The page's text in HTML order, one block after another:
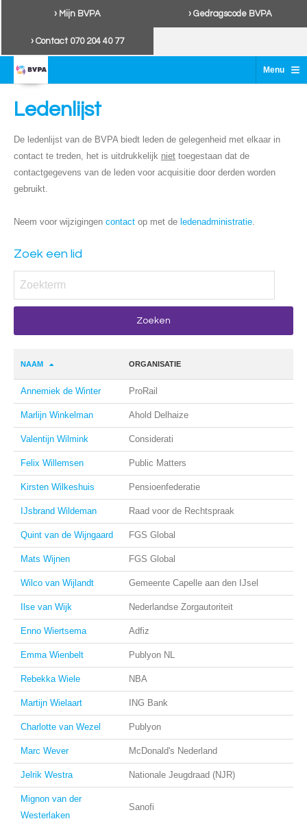
› Mijn BVPA › Gedragscode BVPA
› Contact 070 204 40 77
Menu ≡
Ledenlijst
De ledenlijst van de BVPA biedt leden de gelegenheid met elkaar in
contact te treden, het is uitdrukkelijk niet toegestaan dat de
contactgegevens van de leden voor acquisitie door derden worden
gebruikt.
Neem voor wijzigingen contact op met de ledenadministratie.
Zoek een lid
NAAM ORGANISATIE
Annemiek de Winter ProRail
Marlijn Winkelman Ahold Delhaize
Valentijn Wilmink Considerati
Felix Willemsen Public Matters
Kirsten Wilkeshuis Pensioenfederatie
IJsbrand Wildeman Raad voor de Rechtspraak
Quint van de Wijngaard FGS Global
Mats Wijnen FGS Global
Wilco van Wijlandt Gemeente Capelle aan den IJsel
Ilse van Wijk Nederlandse Zorgautoriteit
Enno Wiertsema Adfiz
Emma Wienbelt Publyon NL
Rebekka Wiele NBA
Martijn Wielaart ING Bank
Charlotte van Wezel Publyon
Marc Wever McDonald's Nederland
Jelrik Westra Nationale Jeugdraad (NJR)
Mignon van der
Westerlaken
Sanofi